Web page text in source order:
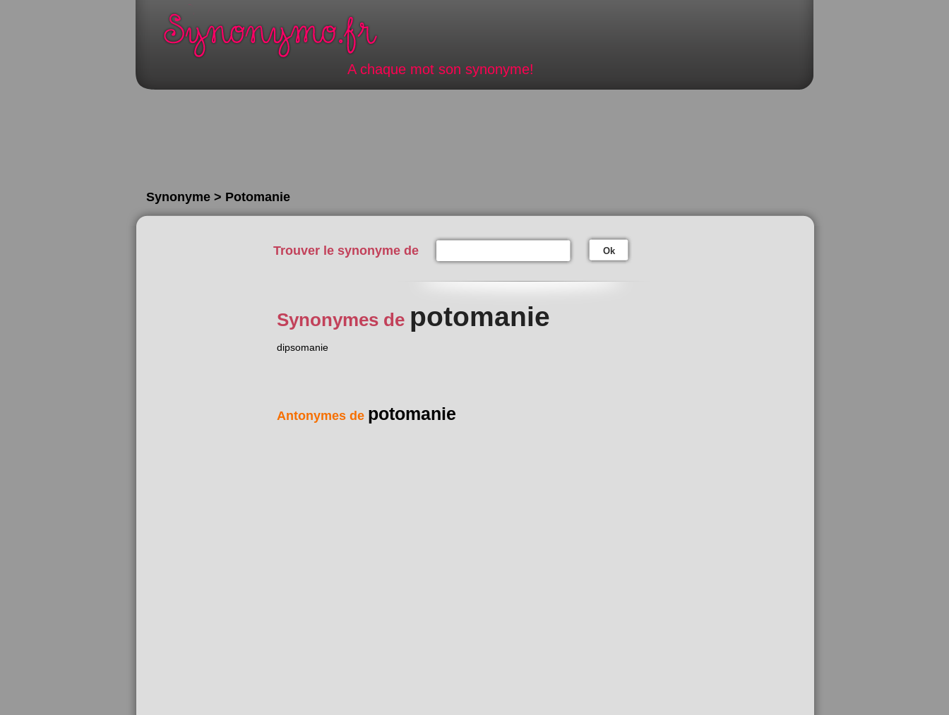
A chaque mot son synonyme!
Synonyme > Potomanie
Trouver le synonyme de Ok
Synonymes de potomanie
dipsomanie
Antonymes de potomanie